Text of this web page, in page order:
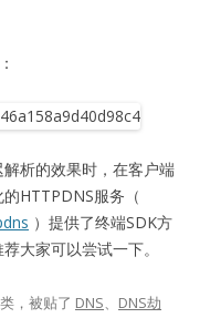
析的效果时，在客户端
HTTPDNS服务（
）提供了终端SDK方
大家可以尝试一下。
，被贴了 DNS、 DNS劫